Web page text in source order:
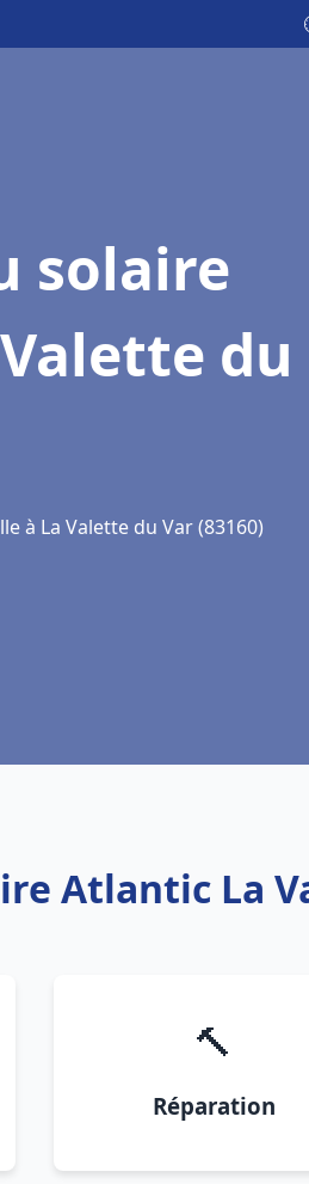
solaire
du
à La Valette du Var (83160)
Atlantic La
🔨
Réparation